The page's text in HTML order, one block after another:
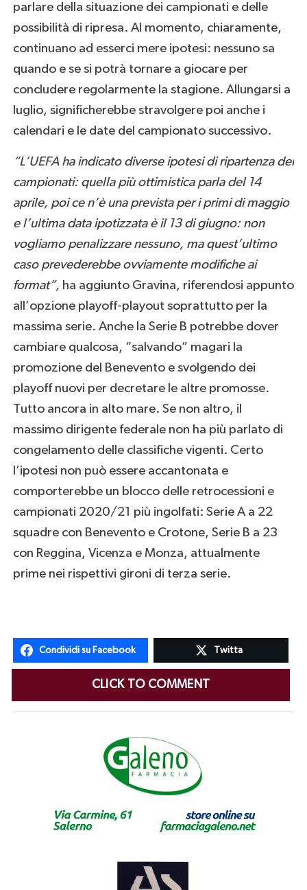
parlare della situazione dei campionati e delle
possibilità di ripresa. Al momento, chiaramente,
continuano ad esserci mere ipotesi: nessuno sa
quando e se si potrà tornare a giocare per
concludere regolarmente la stagione. Allungarsi a
luglio, significherebbe stravolgere poi anche i
calendari e le date del campionato successivo.
“L’UEFA ha indicato diverse ipotesi di ripartenza dei
campionati: quella più ottimistica parla del 14
aprile, poi ce n’è una prevista per i primi di maggio
e l’ultima data ipotizzata è il 13 di giugno: non
vogliamo penalizzare nessuno, ma quest’ultimo
caso prevederebbe ovviamente modifiche ai
format”, ha aggiunto Gravina, riferendosi appunto
all’opzione playoff-playout soprattutto per la
massima serie. Anche la Serie B potrebbe dover
cambiare qualcosa, “salvando” magari la
promozione del Benevento e svolgendo dei
playoff nuovi per decretare le altre promosse.
Tutto ancora in alto mare. Se non altro, il
massimo dirigente federale non ha più parlato di
congelamento delle classifiche vigenti. Certo
l’ipotesi non può essere accantonata e
comporterebbe un blocco delle retrocessioni e
campionati 2020/21 più ingolfati: Serie A a 22
squadre con Benevento e Crotone, Serie B a 23
con Reggina, Vicenza e Monza, attualmente
prime nei rispettivi gironi di terza serie.
Condividi su Facebook Twitta
CLICK TO COMMENT